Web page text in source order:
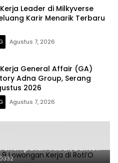
Leader di Milkyverse
Karir Menarik Terbaru
Agustus 7, 2026
General Affair (GA)
Adna Group, Serang
2026
Agustus 7, 2026
S1 Ada 9 Lowongan
Penempatan Jabar, Banten